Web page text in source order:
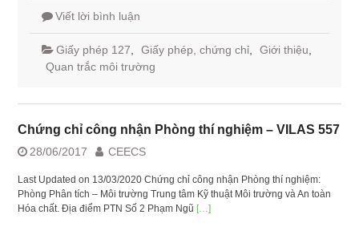
Viết lời bình luận
Giấy phép 127 Giấy phép, chứng chỉ, Giới thiệu
Quan trắc môi trường
Chứng chỉ công nhận Phòng thí nghiệm – VILAS 557
28/06/2017 CEECS
Last Updated on 13/03/2020 Chứng chỉ công nhận Phòng thí nghiệm:
Phòng Phân tích – Môi trường Trung tâm Kỹ thuật Môi trường và An toàn
Hóa chất. Địa điểm PTN Số 2 Phạm Ngũ […]